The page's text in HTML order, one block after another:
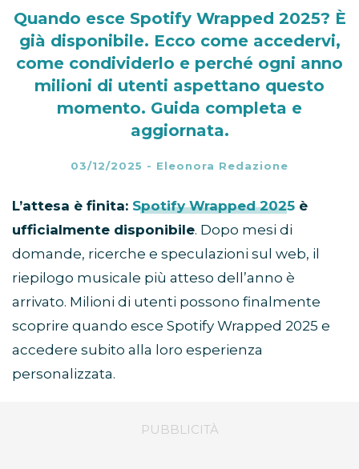
Quando esce Spotify Wrapped 2025? È
già disponibile. Ecco come accedervi,
come condividerlo e perché ogni anno
milioni di utenti aspettano questo
momento. Guida completa e
aggiornata.
03/12/2025 - Eleonora Redazione
L’attesa è finita: Spotify Wrapped 2025 è
ufficialmente disponibile. Dopo mesi di
domande, ricerche e speculazioni sul web, il
riepilogo musicale più atteso dell’anno è
arrivato. Milioni di utenti possono finalmente
scoprire quando esce Spotify Wrapped 2025 e
accedere subito alla loro esperienza
personalizzata.